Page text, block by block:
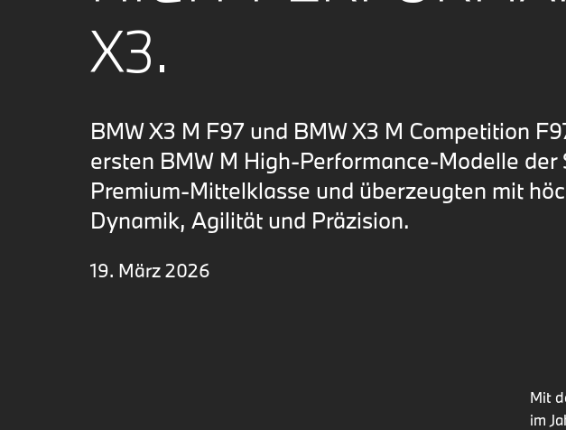
X3.
BMW X3 M F97 und BMW X3 M Competition
ersten BMW M High-Performance-Modelle der
Premium-Mittelklasse und überzeugten mit
Dynamik, Agilität und Präzision.
19. März 2026
Mit
im